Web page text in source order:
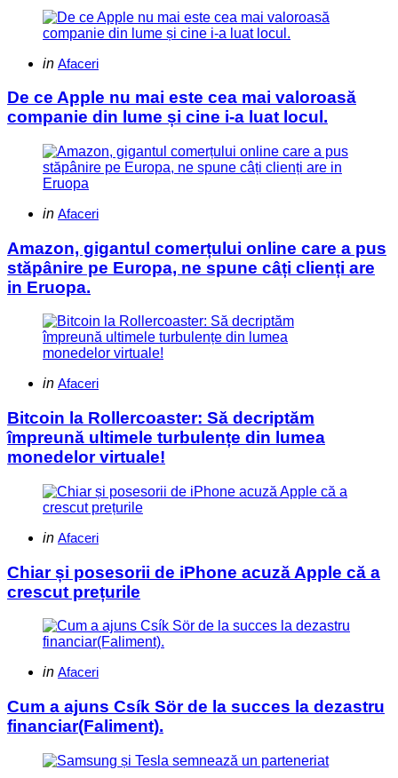
Categories
Posted
in Afaceri
De ce Apple nu mai este cea mai valoroasă
companie din lume și cine i-a luat locul.
Categories
Posted
in Afaceri
Amazon, gigantul comerțului online care a pus
stăpânire pe Europa, ne spune câți clienți are
in Eruopa.
Categories
Posted
in Afaceri
Bitcoin la Rollercoaster: Să decriptăm
împreună ultimele turbulențe din lumea
monedelor virtuale!
Categories
Posted
in Afaceri
Chiar și posesorii de iPhone acuză Apple că a
crescut prețurile
Categories
Posted
in Afaceri
Cum a ajuns Csík Sör de la succes la dezastru
financiar(Faliment).